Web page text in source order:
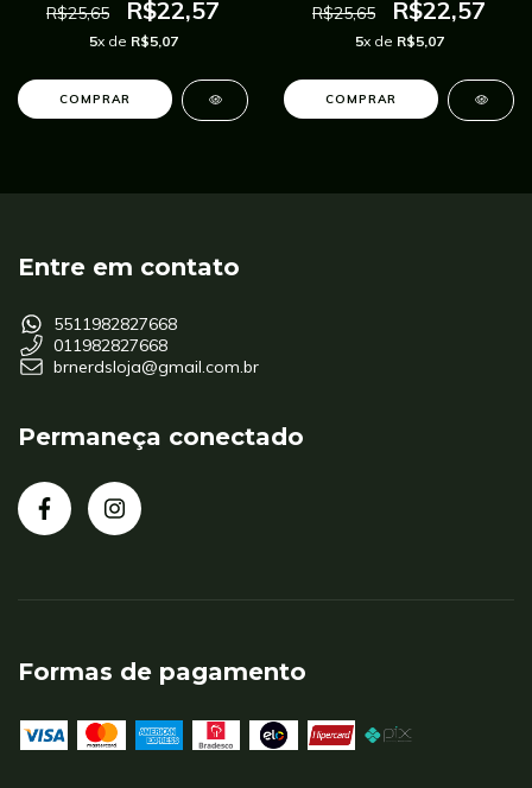
R$25,65 R$22,57
5x de R$5,07
COMPRAR
R$25,65 R$22,57
5x de R$5,07
COMPRAR
Entre em contato
5511982827668
011982827668
brnerdsloja@gmail.com.br
Permaneça conectado
Formas de pagamento